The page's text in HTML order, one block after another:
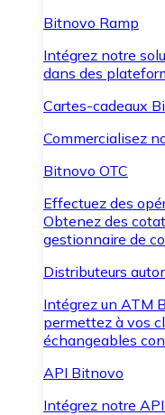
Bitnovo Ramp
Intégrez notre
dans des
Cartes-cadeaux
Commercialisez
Bitnovo OTC
Effectuez des
Obtenez des
gestionnaire de
Distributeurs
Intégrez un ATM
permettez à vos
échangeables
API Bitnovo
Intégrez notre